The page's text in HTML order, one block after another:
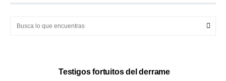
Testigos fortuitos del derrame